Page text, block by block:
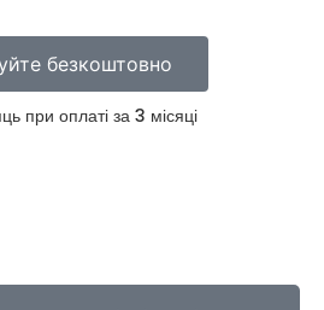
безкоштовно
при оплаті за 3 місяці